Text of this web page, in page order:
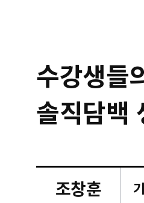
수강생들
솔직담백
조창훈